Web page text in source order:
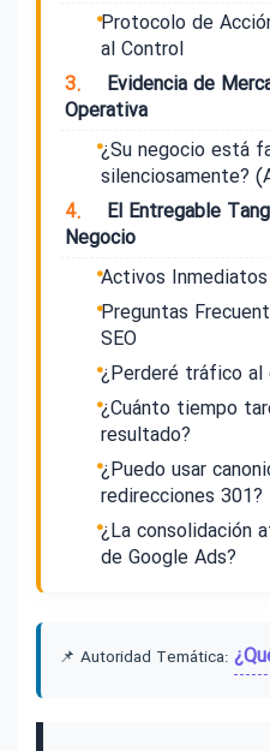
Protocolo de
al Control
3.
Evidencia de
Operativa
¿Su negocio está
silenciosamente?
4.
El Entregable
Negocio
Activos
Preguntas
SEO
¿Perderé tráfico al
¿Cuánto tiempo
resultado?
¿Puedo usar
redirecciones 301?
¿La consolidación
de Google Ads?
📌 Autoridad Temática: